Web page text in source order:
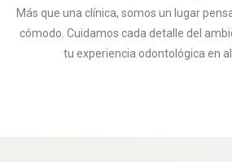
Más que una clínica, somos un lugar
cómodo. Cuidamos cada detalle del
tu experiencia odontológica en